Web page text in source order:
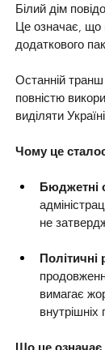
Білий дім
Це означає, що
додаткового
Останній
повністю
виділяти
Чому це
Бюджетні
не
Політичні
вимагає